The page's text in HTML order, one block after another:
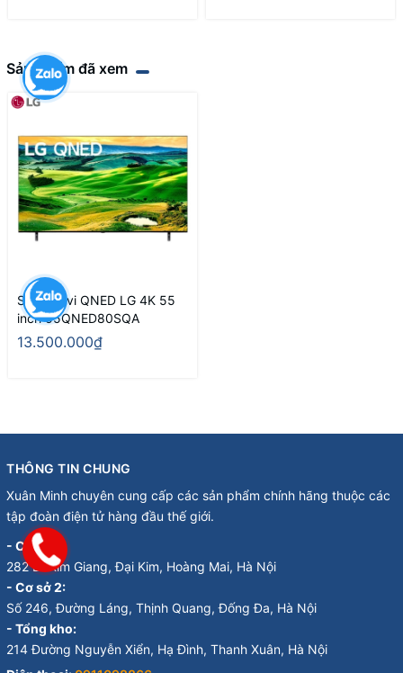
Sản phẩm đã xem
Smart Tivi QNED LG 4K 55
inch 55QNED80SQA
13.500.000₫
THÔNG TIN CHUNG
Xuân Minh chuyên cung cấp các sản phẩm chính hãng thuộc các
tập đoàn điện tử hàng đầu thế giới.
- Cơ sở 1:
282 Đ. Kim Giang, Đại Kim, Hoàng Mai, Hà Nội
- Cơ sở 2:
Số 246, Đường Láng, Thịnh Quang, Đống Đa, Hà Nội
- Tổng kho:
214 Đường Nguyễn Xiển, Hạ Đình, Thanh Xuân, Hà Nội